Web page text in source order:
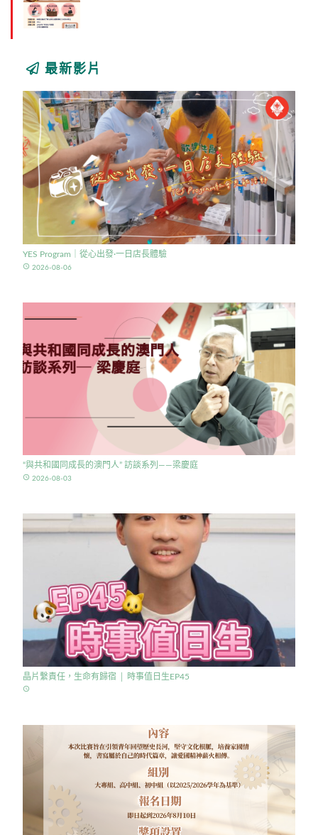
最新影片
YES Program｜從心出發·一日店長體驗
access_time 2026-08-06
“與共和國同成長的澳門人” 訪談系列——梁慶庭
access_time 2026-08-03
晶片繫責任，生命有歸宿 │ 時事值日生EP45
access_time